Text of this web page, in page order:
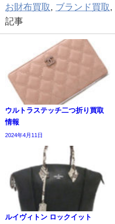
お財布買取 ブランド買取
記事
ウルトラステッチ二つ折り買取
情報
2024年4月11日
ルイヴィトン ロックイット